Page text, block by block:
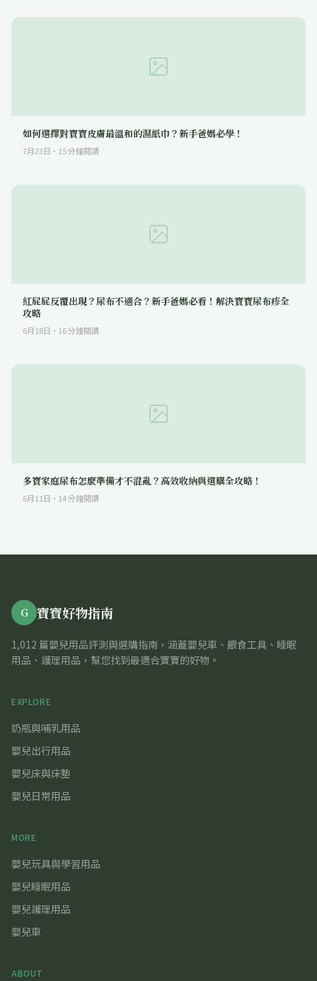
如何選擇對寶寶皮膚最溫和的濕紙巾？新手爸媽必學！
7月23日 · 15分鐘閱讀
紅屁屁反覆出現？尿布不適合？新手爸媽必看！解決寶寶尿布疹全
攻略
6月18日 · 16分鐘閱讀
多寶家庭尿布怎麼準備才不混亂？高效收納與選購全攻略！
6月11日 · 14分鐘閱讀
G 寶寶好物指南
1,012 篇嬰兒用品評測與選購指南，涵蓋嬰兒車、餵食工具、睡眠
用品、護理用品，幫您找到最適合寶寶的好物。
EXPLORE
奶瓶與哺乳用品
嬰兒出行用品
嬰兒床與床墊
嬰兒日常用品
MORE
嬰兒玩具與學習用品
嬰兒睡眠用品
嬰兒護理用品
嬰兒車
ABOUT